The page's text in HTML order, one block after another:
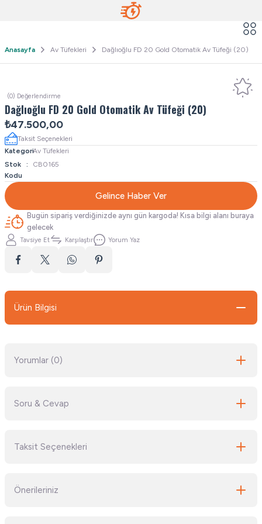
Anasayfa Av Tüfekleri Dağlıoğlu FD 20 Gold Otomatik Av Tüfeği (20)
(0) Değerlendirme
Dağlıoğlu FD 20 Gold Otomatik Av Tüfeği (20)
₺47.500,00
Taksit Seçenekleri
KategoriAv Tüfekleri
Stok
Kodu
CB0165
Gelince Haber Ver
Bugün sipariş verdiğinizde aynı gün kargoda! Kısa bilgi alanı buraya
gelecek
Tavsiye Et Karşılaştır Yorum Yaz
Ürün Bilgisi
Yorumlar (0)
Soru & Cevap
Taksit Seçenekleri
Önerileriniz